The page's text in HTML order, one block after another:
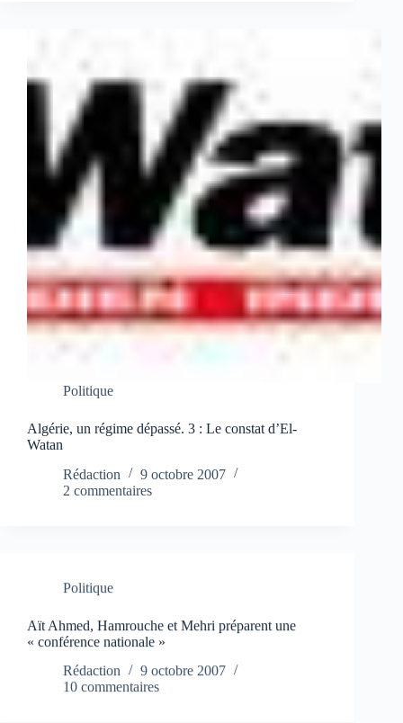
Politique
Algérie, un régime dépassé. 3 : Le constat d’El-
Watan
Rédaction
9 octobre 2007
2 commentaires
Politique
Aït Ahmed, Hamrouche et Mehri préparent une
« conférence nationale »
Rédaction
9 octobre 2007
10 commentaires